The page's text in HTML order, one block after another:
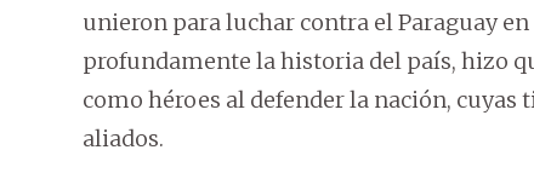
unieron para luchar contra el Paraguay
profundamente la historia del país, hizo
como héroes al defender la nación, cuyas
aliados.